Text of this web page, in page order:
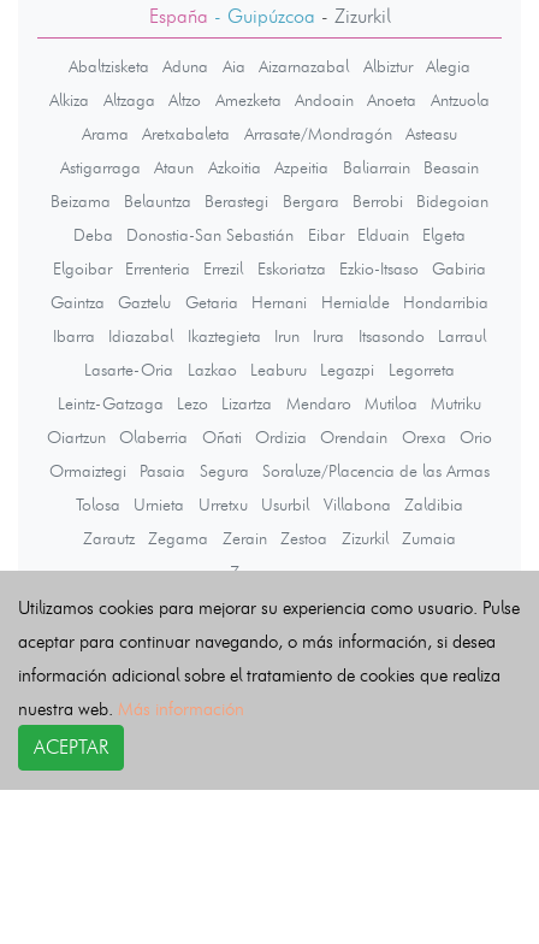
España - Guipúzcoa - Zizurkil
Abaltzisketa Aduna Aia Aizarnazabal Albiztur
Alegia
Alkiza
Altzaga Altzo Amezketa Andoain Anoeta
Antzuola
Arama
Aretxabaleta Arrasate/Mondragón
Asteasu
Astigarraga
Ataun Azkoitia Azpeitia Baliarrain
Beasain
Beizama
Belauntza Berastegi Bergara Berrobi
Bidegoian
Deba
Donostia-San Sebastián Eibar Elduain
Elgeta
Elgoibar
Errenteria Errezil Eskoriatza Ezkio-Itsaso
Gabiria
Gaintza
Gaztelu Getaria Hernani Hernialde
Hondarribia
Ibarra
Idiazabal Ikaztegieta Irun Irura Itsasondo
Larraul
Lasarte-Oria
Lazkao Leaburu Legazpi
Legorreta
Leintz-Gatzaga
Lezo Lizartza Mendaro Mutiloa
Mutriku
Oiartzun
Olaberria Oñati Ordizia Orendain Orexa
Orio
Ormaiztegi
Pasaia Segura
Soraluze/Placencia de las Armas
Tolosa
Urnieta Urretxu Usurbil Villabona
Zaldibia
Zarautz
Zegama Zerain Zestoa Zizurkil
Zumaia
Zumarraga
Últimas noticias
Utilizamos cookies para mejorar su experiencia como usuario. Pulse
aceptar para continuar navegando, o más información, si desea
información adicional sobre el tratamiento de cookies que realiza
nuestra web. Más información
ACEPTAR